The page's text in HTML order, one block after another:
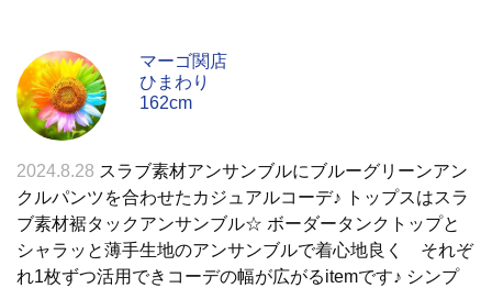
マーゴ関店
ひまわり
162cm
2024.8.28 スラブ素材アンサンブルにブルーグリーンアン
クルパンツを合わせたカジュアルコーデ♪ トップスはスラ
ブ素材裾タックアンサンブル☆ ボーダータンクトップと
シャラッと薄手生地のアンサンブルで着心地良く それぞ
れ1枚ずつ活用できコーデの幅が広がるitemです♪ シンプ